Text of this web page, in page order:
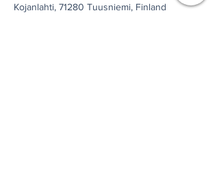
Kojanlahti, 71280 Tuusniemi, Finland